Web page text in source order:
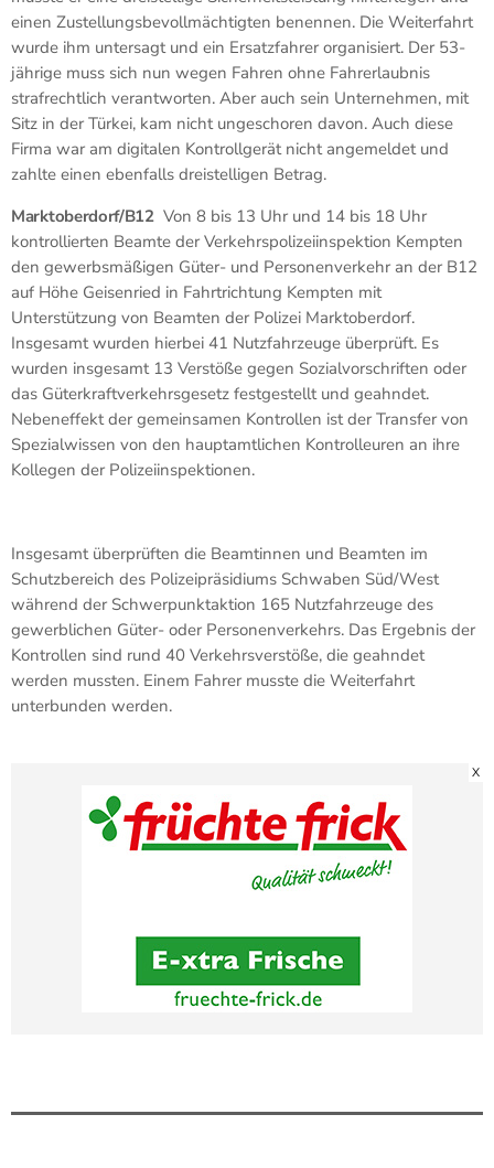
einen Zustellungsbevollmächtigten benennen. Die Weiterfahrt
wurde ihm untersagt und ein Ersatzfahrer organisiert. Der 53-
jährige muss sich nun wegen Fahren ohne Fahrerlaubnis
strafrechtlich verantworten. Aber auch sein Unternehmen, mit
Sitz in der Türkei, kam nicht ungeschoren davon. Auch diese
Firma war am digitalen Kontrollgerät nicht angemeldet und
zahlte einen ebenfalls dreistelligen Betrag.
Marktoberdorf/B12Von 8 bis 13 Uhr und 14 bis 18 Uhr
kontrollierten Beamte der Verkehrspolizeiinspektion Kempten
den gewerbsmäßigen Güter- und Personenverkehr an der B12
auf Höhe Geisenried in Fahrtrichtung Kempten mit
Unterstützung von Beamten der Polizei Marktoberdorf.
Insgesamt wurden hierbei 41 Nutzfahrzeuge überprüft. Es
wurden insgesamt 13 Verstöße gegen Sozialvorschriften oder
das Güterkraftverkehrsgesetz festgestellt und geahndet.
Nebeneffekt der gemeinsamen Kontrollen ist der Transfer von
Spezialwissen von den hauptamtlichen Kontrolleuren an ihre
Kollegen der Polizeiinspektionen.
Insgesamt überprüften die Beamtinnen und Beamten im
Schutzbereich des Polizeipräsidiums Schwaben Süd/West
während der Schwerpunktaktion 165 Nutzfahrzeuge des
gewerblichen Güter- oder Personenverkehrs. Das Ergebnis der
Kontrollen sind rund 40 Verkehrsverstöße, die geahndet
werden mussten. Einem Fahrer musste die Weiterfahrt
unterbunden werden.
X